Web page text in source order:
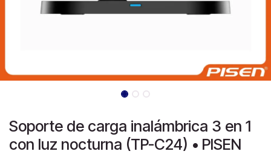
Soporte de carga inalámbrica 3 en 1
con luz nocturna (TP-C24) • PISEN